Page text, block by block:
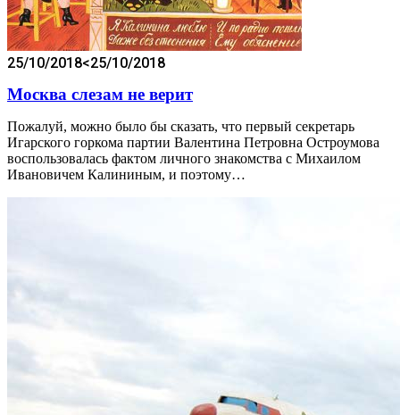
25/10/2018<25/10/2018
Москва слезам не верит
Пожалуй, можно было бы сказать, что первый секретарь
Игарского горкома партии Валентина Петровна Остроумова
воспользовалась фактом личного знакомства с Михаилом
Ивановичем Калининым, и поэтому…